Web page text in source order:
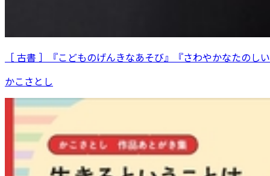
［ 古書 ］『こどものげんきなあそび』『さわやかなたの
かこさとし